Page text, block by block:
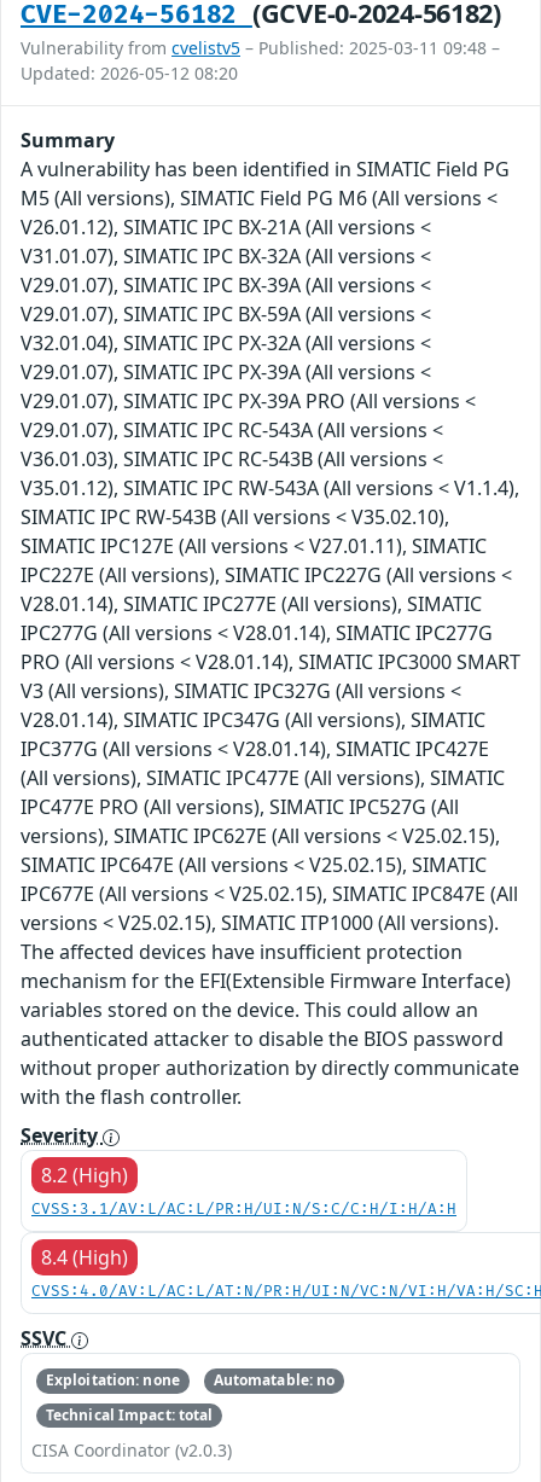
CVE-2024-56182 (GCVE-0-2024-56182)
Vulnerability from cvelistv5 – Published: 2025-03-11 09:48 –
Updated: 2026-05-12 08:20
Summary
A vulnerability has been identified in SIMATIC Field PG
M5 (All versions), SIMATIC Field PG M6 (All versions <
V26.01.12), SIMATIC IPC BX-21A (All versions <
V31.01.07), SIMATIC IPC BX-32A (All versions <
V29.01.07), SIMATIC IPC BX-39A (All versions <
V29.01.07), SIMATIC IPC BX-59A (All versions <
V32.01.04), SIMATIC IPC PX-32A (All versions <
V29.01.07), SIMATIC IPC PX-39A (All versions <
V29.01.07), SIMATIC IPC PX-39A PRO (All versions <
V29.01.07), SIMATIC IPC RC-543A (All versions <
V36.01.03), SIMATIC IPC RC-543B (All versions <
V35.01.12), SIMATIC IPC RW-543A (All versions < V1.1.4),
SIMATIC IPC RW-543B (All versions < V35.02.10),
SIMATIC IPC127E (All versions < V27.01.11), SIMATIC
IPC227E (All versions), SIMATIC IPC227G (All versions <
V28.01.14), SIMATIC IPC277E (All versions), SIMATIC
IPC277G (All versions < V28.01.14), SIMATIC IPC277G
PRO (All versions < V28.01.14), SIMATIC IPC3000 SMART
V3 (All versions), SIMATIC IPC327G (All versions <
V28.01.14), SIMATIC IPC347G (All versions), SIMATIC
IPC377G (All versions < V28.01.14), SIMATIC IPC427E
(All versions), SIMATIC IPC477E (All versions), SIMATIC
IPC477E PRO (All versions), SIMATIC IPC527G (All
versions), SIMATIC IPC627E (All versions < V25.02.15),
SIMATIC IPC647E (All versions < V25.02.15), SIMATIC
IPC677E (All versions < V25.02.15), SIMATIC IPC847E (All
versions < V25.02.15), SIMATIC ITP1000 (All versions).
The affected devices have insufficient protection
mechanism for the EFI(Extensible Firmware Interface)
variables stored on the device. This could allow an
authenticated attacker to disable the BIOS password
without proper authorization by directly communicate
with the flash controller.
Severity
8.2 (High)
CVSS:3.1/AV:L/AC:L/PR:H/UI:N/S:C/C:H/I:H/A:H
8.4 (High)
CVSS:4.0/AV:L/AC:L/AT:N/PR:H/UI:N/VC:N/VI:H/VA:H/
SSVC
Exploitation: none
Automatable: no
Technical Impact: total
CISA Coordinator (v2.0.3)